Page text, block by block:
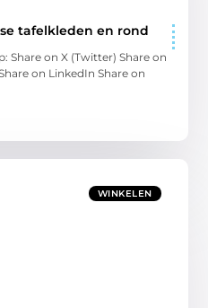
tafelkleden en rond
Share on X (Twitter) Share on
on LinkedIn Share on
WINKELEN